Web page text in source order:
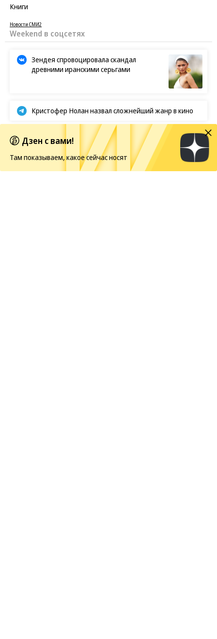
Книги
Новости СМИ2
Weekend в соцсетях
Зендея спровоцировала скандал
древними иранскими серьгами
Кристофер Нолан назвал сложнейший жанр в кино
BTS отказываются от борьбы за «Грэмми»
Европейская засуха в этом году бьет рекорды
Дзен с вами!
Там показываем, какое сейчас носят